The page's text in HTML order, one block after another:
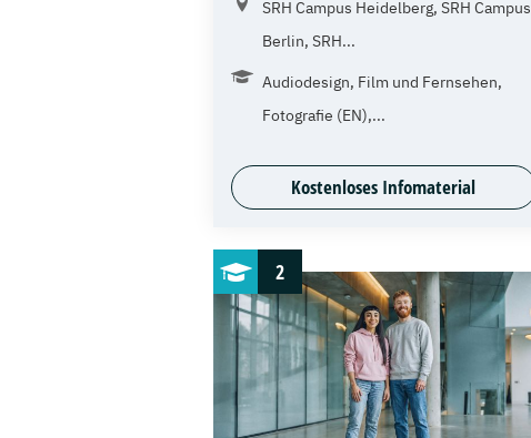
SRH Campus Heidelberg, SRH Campus
Berlin, SRH...
Audiodesign, Film und Fernsehen,
Fotografie (EN),...
Kostenloses Infomaterial
2